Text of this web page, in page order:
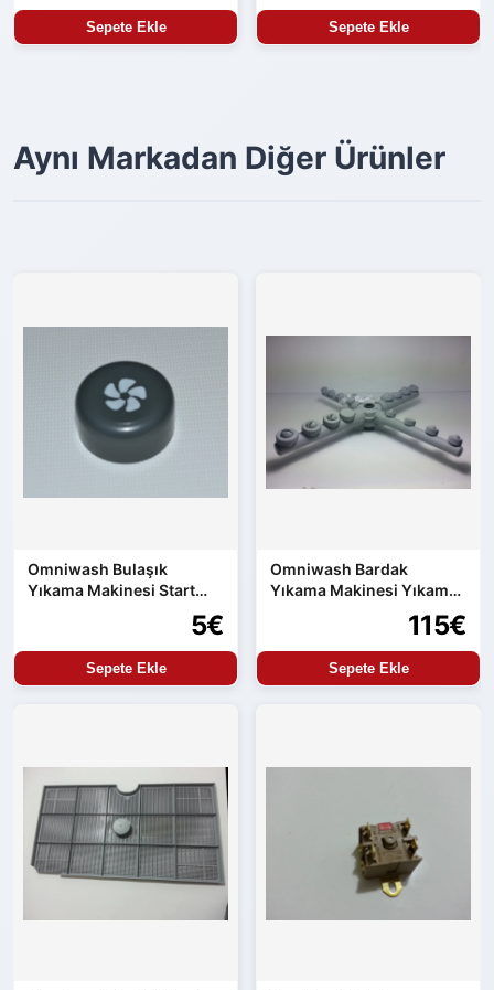
Sepete Ekle Sepete Ekle
Aynı Markadan Diğer Ürünler
Omniwash Bulaşık
Yıkama Makinesi Start
5€
Sepete Ekle
Omniwash Bardak
Yıkama Makinesi Yıkama
115€
Sepete Ekle